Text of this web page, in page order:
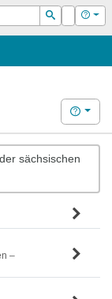
Suchen
Login Hilfe
Hilfe
sächsischen
–